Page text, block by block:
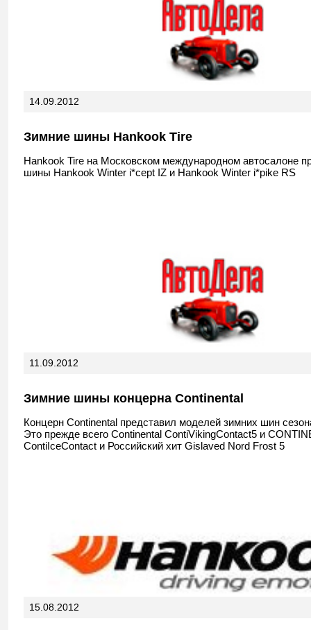
14.09.2012
Зимние шины Hankook Tire
Hankook Tire на Московском международном автосалоне
шины Hankook Winter i*cept IZ и Hankook Winter i*pike RS
11.09.2012
Зимние шины концерна Continental
Концерн Continental представил моделей зимних шин
Это прежде всего Continental ContiVikingContact5 и
ContiIceContact и Российский хит Gislaved Nord Frost 5
15.08.2012